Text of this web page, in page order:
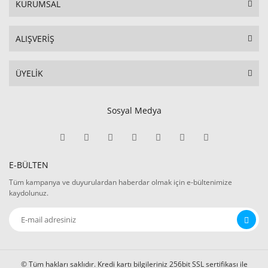
KURUMSAL
ALIŞVERİŞ
ÜYELİK
Sosyal Medya
E-BÜLTEN
Tüm kampanya ve duyurulardan haberdar olmak için e-bültenimize
kaydolunuz.
© Tüm hakları saklıdır. Kredi kartı bilgileriniz 256bit SSL sertifikası ile